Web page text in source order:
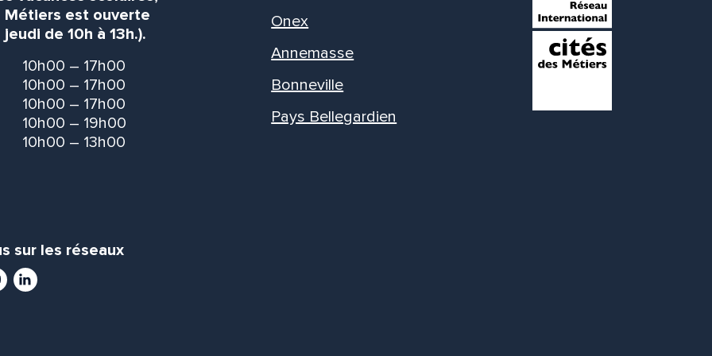
Métiers est ouverte
de 10h à 13h.).
10h00 – 17h00
10h00 – 17h00
10h00 – 17h00
10h00 – 19h00
10h00 – 13h00
sur les réseaux
LinkedIn
Onex
Annemasse
Bonneville
Pays Bellegardien